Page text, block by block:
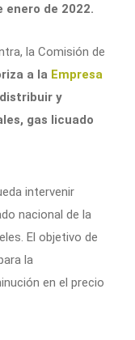
enero de 2022.
la Comisión de
a la Empresa
y
gas licuado
intervenir
nacional de la
El objetivo de
la
en el precio